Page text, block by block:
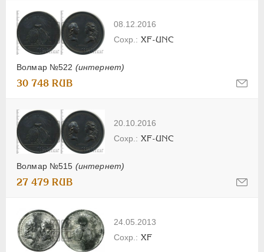
08.12.2016
Волмар №522 (интернет)
XF-UNC
30 748 RUB
20.10.2016
Волмар №515 (интернет)
XF-UNC
27 479 RUB
24.05.2013
XF